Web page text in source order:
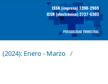
(2024): Enero - Marzo /